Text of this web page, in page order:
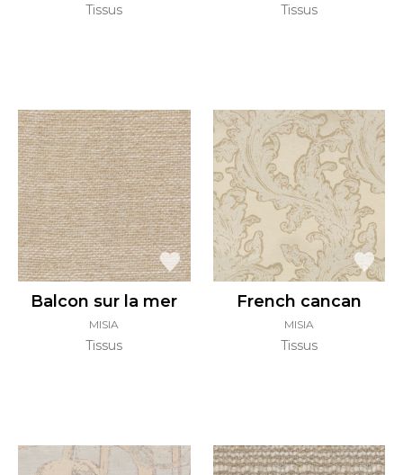
Tissus Tissus
Balcon sur la mer
MISIA
Tissus
French cancan
MISIA
Tissus